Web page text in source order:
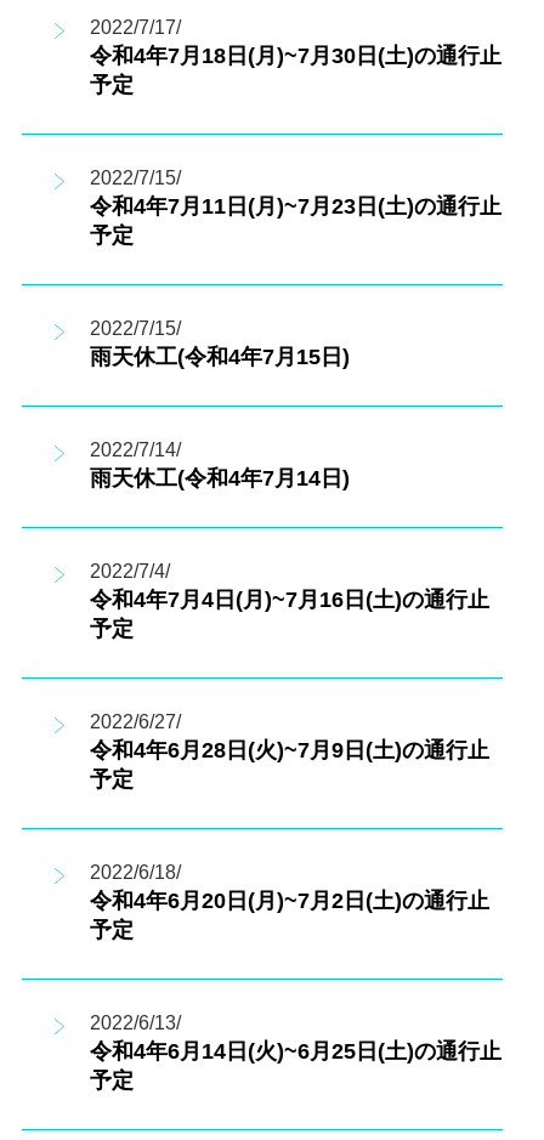
2022/7/17/
令和4年7月18日(月)~7月30日(土)の通行止
予定
2022/7/15/
令和4年7月11日(月)~7月23日(土)の通行止
予定
2022/7/15/
雨天休工(令和4年7月15日)
2022/7/14/
雨天休工(令和4年7月14日)
2022/7/4/
令和4年7月4日(月)~7月16日(土)の通行止
予定
2022/6/27/
令和4年6月28日(火)~7月9日(土)の通行止
予定
2022/6/18/
令和4年6月20日(月)~7月2日(土)の通行止
予定
2022/6/13/
令和4年6月14日(火)~6月25日(土)の通行止
予定